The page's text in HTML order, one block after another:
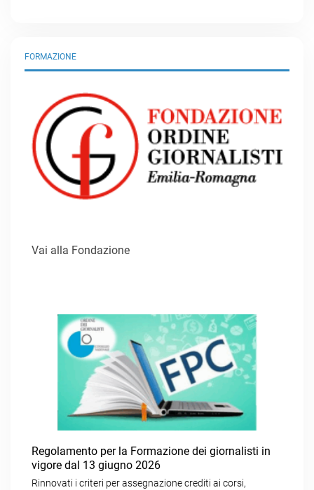
FORMAZIONE
Vai alla Fondazione
Regolamento per la Formazione dei giornalisti in
vigore dal 13 giugno 2026
Rinnovati i criteri per assegnazione crediti ai corsi,